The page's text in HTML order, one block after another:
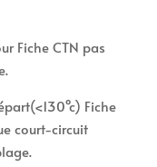
Fiche CTN pas
Fiche
court-circuit